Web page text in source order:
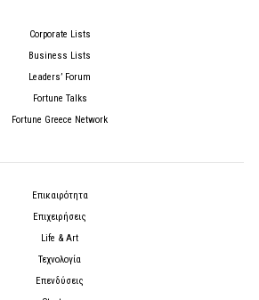
Corporate Lists
Business Lists
Leaders’ Forum
Fortune Talks
Fortune Greece Network
Επικαιρότητα
Επιχειρήσεις
Life & Art
Τεχνολογία
Επενδύσεις